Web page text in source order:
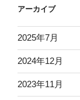
アーカイブ
2025年7月
2024年12月
2023年11月